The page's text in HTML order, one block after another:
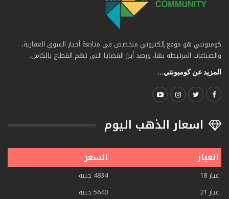
كوميونتي هو موقع إلكتروني متخصص في متابعة أخبار السوق العقارية،
والصناعات المرتبطة بها، ورصد أبرز القضايا التي تهم القطاع بالكامل.
المزيد عن كوميونتي...
اسعار الذهب اليوم
العيار السعر
عيار 18
4834 جنيه
عيار 21
5640 جنيه